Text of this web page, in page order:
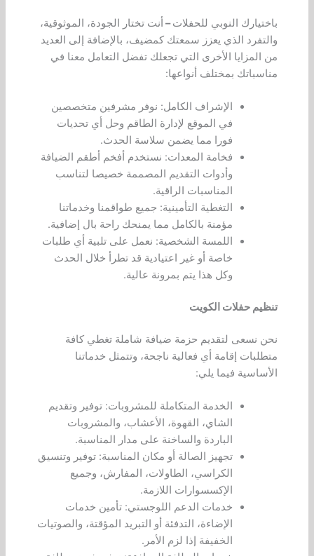
باختيارك النوبي للحفلات– أنت تختار الجودة، الموثوقية،
والتفرد الذي يعزز سمعتك كمضيف، بالإضافة إلى العديد
من المزايا الأخرى التي تجعلك تفضل التعامل معنا في
مناسباتك بمختلف أنواعها:
الإشراف الكامل: نوفر مشرفين متخصصين
في الموقع لإدارة الطاقم وحل أي تحديات
فورا مما يضمن سلاسة الحدث.
فخامة المعدات: نستخدم أفخم أطقم الضيافة
وأدوات التقديم المصممة خصيصا لتناسب
المناسبات الراقية.
التغطية التأمينية: جميع طواقمنا وخدماتنا
مؤمنة بالكامل مما يمنحك راحة بال إضافية.
اللمسة الشخصية: نعمل على تلبية أي طلبات
خاصة أو غير اعتيادية قد تطرأ خلال الحدث
وكل هذا يتم بمرونة عالية.
تنظيم حفلات الكويت
نحن نسعى لتقديم حزمة ضيافة شاملة تغطي كافة
متطلبات إقامة أي فعالية ناجحة، وتتمثل خدماتنا
الأساسية فيما يلي:
الخدمة المتكاملة للمشروبات: توفير وتقديم
الشاي، القهوة، الأعشاب، والمشروبات
الباردة والساخنة على مدار المناسبة.
تجهيز الصالة أو مكان المناسبة: توفير وتنسيق
الكراسي، الطاولات، المفارش، وجميع
الإكسسوارات اللازمة.
خدمات الدعم اللوجستي: تأمين خدمات
الإضاءة، التدفئة أو التبريد المؤقتة، والصوتيات
الخفيفة إذا لزم الأمر.